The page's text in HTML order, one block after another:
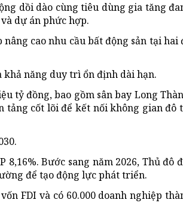
dồi dào cùng tiêu dùng gia tăng
dự án phức hợp.
cao nhu cầu bất động sản tại hai
năng duy trì ổn định dài hạn.
tỷ đồng, bao gồm sân bay Long
tảng cốt lõi để kết nối không gian đô
Bước sang năm 2026, Thủ đô
để tạo động lực phát triển.
FDI và có 60.000 doanh nghiệp